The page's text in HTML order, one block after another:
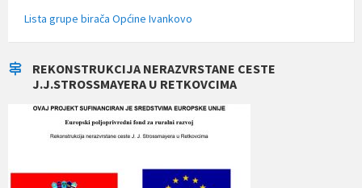
Lista grupe birača Općine Ivankovo
REKONSTRUKCIJA NERAZVRSTANE CESTE
J.J.STROSSMAYERA U RETKOVCIMA